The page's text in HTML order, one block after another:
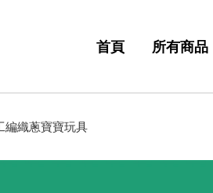
首頁 所有商品
織蔥寶寶玩具